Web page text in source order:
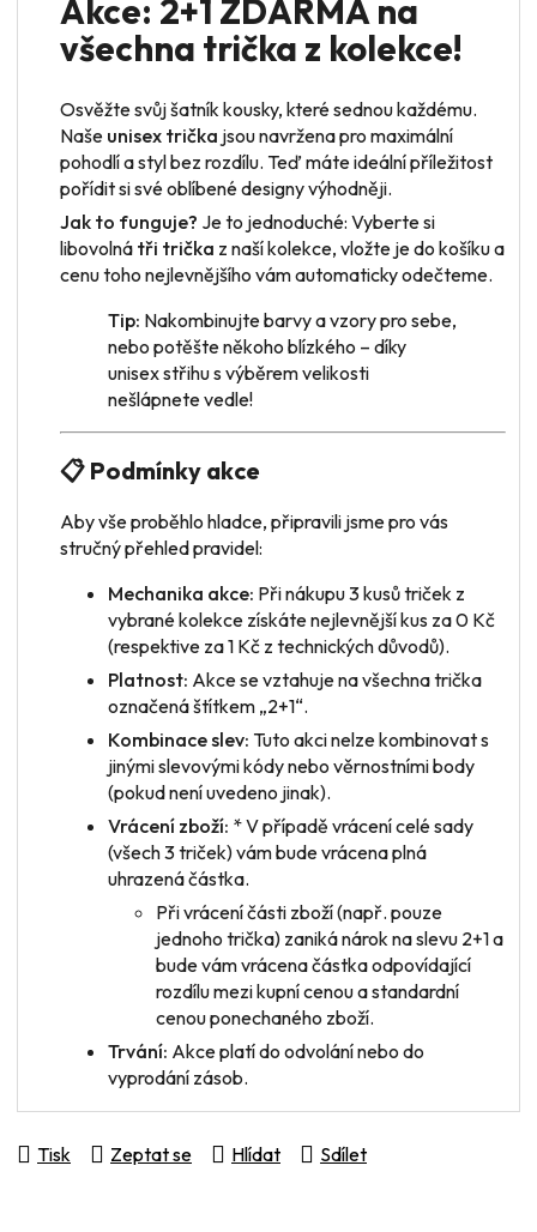
Akce: 2+1 ZDARMA na
všechna trička z kolekce!
Osvěžte svůj šatník kousky, které sednou každému.
Naše unisex trička jsou navržena pro maximální
pohodlí a styl bez rozdílu. Teď máte ideální příležitost
pořídit si své oblíbené designy výhodněji.
Jak to funguje? Je to jednoduché: Vyberte si
libovolná tři trička z naší kolekce, vložte je do košíku a
cenu toho nejlevnějšího vám automaticky odečteme.
Tip: Nakombinujte barvy a vzory pro sebe,
nebo potěšte někoho blízkého – díky
unisex střihu s výběrem velikosti
nešlápnete vedle!
📋 Podmínky akce
Aby vše proběhlo hladce, připravili jsme pro vás
stručný přehled pravidel:
Mechanika akce: Při nákupu 3 kusů triček z
vybrané kolekce získáte nejlevnější kus za 0 Kč
(respektive za 1 Kč z technických důvodů).
Platnost: Akce se vztahuje na všechna trička
označená štítkem „2+1“.
Kombinace slev: Tuto akci nelze kombinovat s
jinými slevovými kódy nebo věrnostními body
(pokud není uvedeno jinak).
Vrácení zboží: * V případě vrácenícelé sady
(všech 3 triček) vám bude vrácena plná
uhrazená částka.
Při vráceníčásti zboží(např. pouze
jednoho trička) zaniká nárok na slevu 2+1 a
bude vám vrácena částka odpovídající
rozdílu mezi kupní cenou a standardní
cenou ponechaného zboží.
Trvání: Akce platí do odvolání nebo do
vyprodání zásob.
Tisk Zeptat se Hlídat Sdílet